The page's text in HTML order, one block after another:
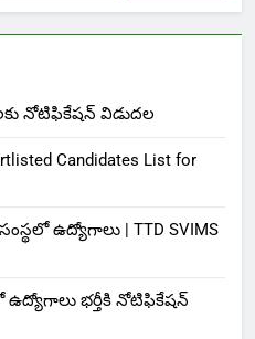
నోటిఫికేషన్ విడుదల
Candidates List for
ఉద్యోగాలు | TTD SVIMS
భర్తీకి నోటిఫికేషన్